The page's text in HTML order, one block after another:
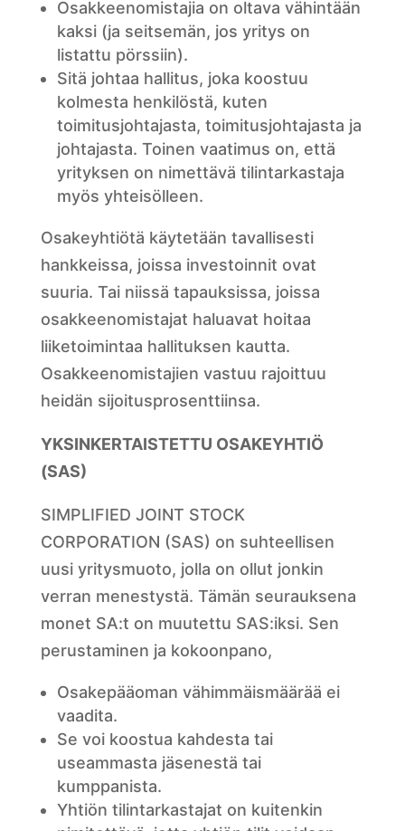
Osakkeenomistajia on oltava vähintään
kaksi (ja seitsemän, jos yritys on
listattu pörssiin).
Sitä johtaa hallitus, joka koostuu
kolmesta henkilöstä, kuten
toimitusjohtajasta, toimitusjohtajasta ja
johtajasta. Toinen vaatimus on, että
yrityksen on nimettävä tilintarkastaja
myös yhteisölleen.
Osakeyhtiötä käytetään tavallisesti
hankkeissa, joissa investoinnit ovat
suuria. Tai niissä tapauksissa, joissa
osakkeenomistajat haluavat hoitaa
liiketoimintaa hallituksen kautta.
Osakkeenomistajien vastuu rajoittuu
heidän sijoitusprosenttiinsa.
YKSINKERTAISTETTU OSAKEYHTIÖ
(SAS)
SIMPLIFIED JOINT STOCK
CORPORATION (SAS) on suhteellisen
uusi yritysmuoto, jolla on ollut jonkin
verran menestystä. Tämän seurauksena
monet SA:t on muutettu SAS:iksi. Sen
perustaminen ja kokoonpano,
Osakepääoman vähimmäismäärää ei
vaadita.
Se voi koostua kahdesta tai
useammasta jäsenestä tai
kumppanista.
Yhtiön tilintarkastajat on kuitenkin